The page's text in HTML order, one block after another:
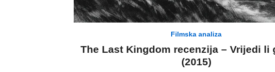
Filmska analiza
The Last Kingdom recenzija – Vrijedi li
(2015)